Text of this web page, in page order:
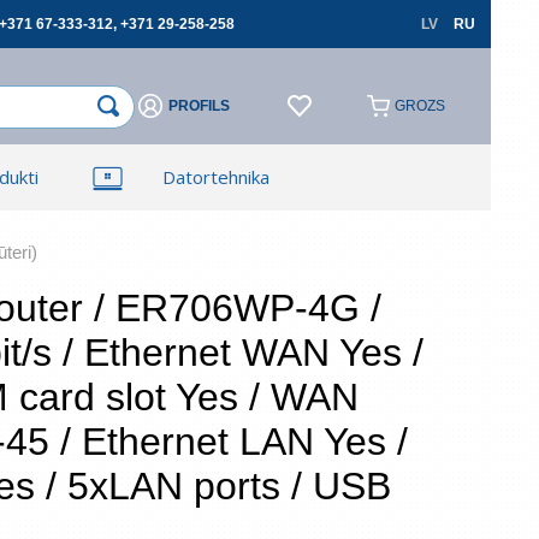
67-333-312, +371 29-258-258 LV RU
PROFILS
Reģistrēties
Aizmirsāt paroli?
Reģistrēties
izmantot savus personas datus
GROZS
Datortehnika
TV, Foto un elektronika
/ ER706WP-4G /
s / Ethernet WAN Yes /
card slot Yes / WAN
/ Ethernet LAN Yes /
/ 5xLAN ports / USB